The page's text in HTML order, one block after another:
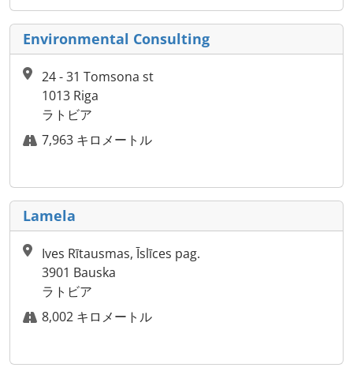
Environmental Consulting
24 - 31 Tomsona st
1013 Riga
ラトビア
7,963 キロメートル
Lamela
Ives Rītausmas, Īslīces pag.
3901 Bauska
ラトビア
8,002 キロメートル